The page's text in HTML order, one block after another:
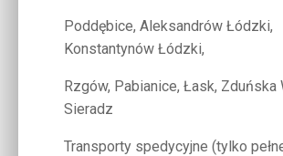
Poddębice, Aleksandrów Łódzki,
Konstantynów Łódzki,
Rzgów, Pabianice, Łask, Zduńska
Sieradz
Transporty spedycyjne (tylko